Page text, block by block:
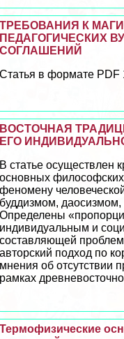
ТРЕБОВАНИЯ К
ПЕДАГОГИЧЕСКИХ
СОГЛАШЕНИЙ
Статья в формате PDF
ВОСТОЧНАЯ
ЕГО
В статье осуществлен
основных
феномену
буддизмом,
Определены
индивидуальным и
составляющей
авторский подход по
мнения об отсутствии
рамках
Термофизические